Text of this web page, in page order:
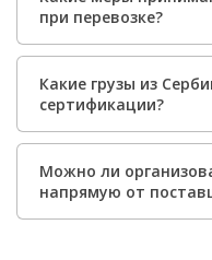
при перевозке?
Какие грузы из
сертификации?
Можно ли
напрямую от